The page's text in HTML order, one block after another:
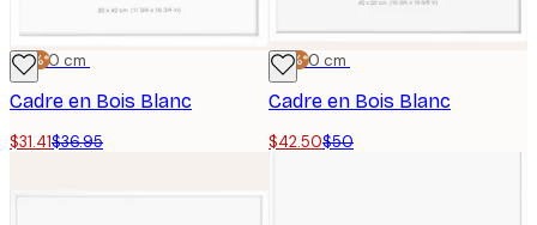
-15%*
30x40 cm
Cadre en Bois Blanc
$31.41$36.95
-15%*
40x50 cm
Cadre en Bois Blanc
$42.50$50